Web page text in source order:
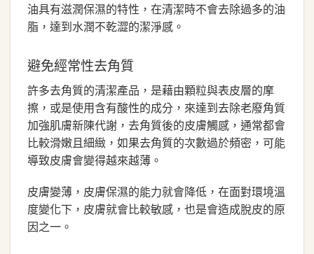
油具有滋潤保濕的特性，在清潔時不會去除過多的油
脂，達到水潤不乾澀的潔淨感。
避免經常性去角質
許多去角質的清潔產品，是藉由顆粒與表皮層的摩
擦，或是使用含有酸性的成分，來達到去除老廢角質
加強肌膚新陳代謝，去角質後的皮膚觸感，通常都會
比較滑嫩且細緻，如果去角質的次數過於頻密，可能
導致皮膚會變得越來越薄。
皮膚變薄，皮膚保濕的能力就會降低，在面對環境溫
度變化下，皮膚就會比較敏感，也是會造成脫皮的原
因之一。